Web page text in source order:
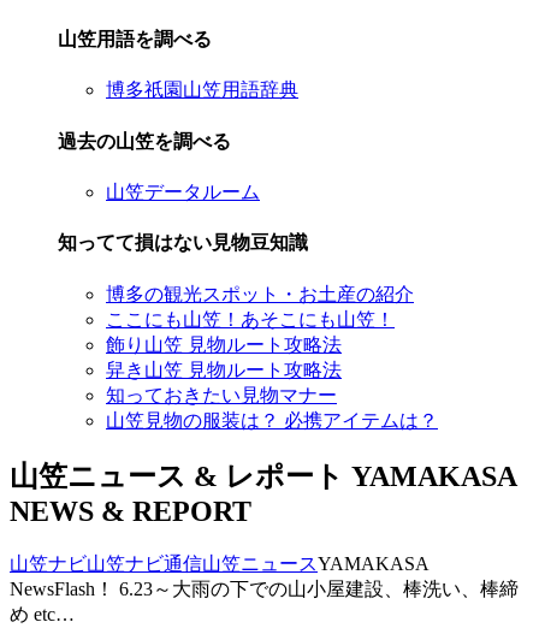
山笠用語を調べる
博多祇園山笠用語辞典
過去の山笠を調べる
山笠データルーム
知ってて損はない見物豆知識
博多の観光スポット・お土産の紹介
ここにも山笠！あそこにも山笠！
飾り山笠 見物ルート攻略法
舁き山笠 見物ルート攻略法
知っておきたい見物マナー
山笠見物の服装は？ 必携アイテムは？
山笠ニュース & レポート YAMAKASA
NEWS & REPORT
山笠ナビ山笠ナビ通信山笠ニュースYAMAKASA
NewsFlash！ 6.23～大雨の下での山小屋建設、棒洗い、棒締
め etc…